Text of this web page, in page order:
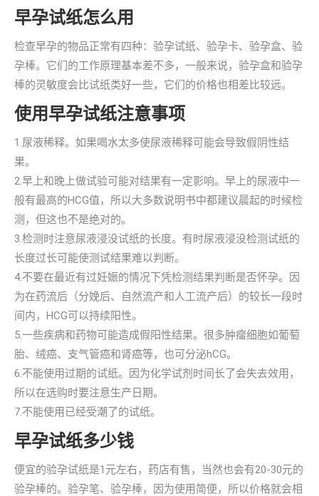
早孕试纸怎么用
检查早孕的物品正常有四种：验孕试纸、验孕卡、验孕盒、验
孕棒。它们的工作原理基本差不多，一般来说，验孕盒和验孕
棒的灵敏度会比试纸类好一些，它们的价格也相差比较远。
使用早孕试纸注意事项
1.尿液稀释。如果喝水太多使尿液稀释可能会导致假阴性结
果。
2.早上和晚上做试验可能对结果有一定影响。早上的尿液中一
般有最高的HCG值，所以大多数说明书中都建议晨起的时候检
测，但这也不是绝对的。
3.检测时注意尿液浸没试纸的长度。有时尿液浸没检测试纸的
长度过长可能使测试结果难以判断。
4.不要在最近有过妊娠的情况下凭检测结果判断是否怀孕。因
为在药流后（分娩后、自然流产和人工流产后）的较长一段时
间内，HCG可以持续阳性。
5.一些疾病和药物可能造成假阳性结果。很多肿瘤细胞如葡萄
胎、绒癌、支气管癌和肾癌等，也可分泌hCG。
6.不能使用过期的试纸。因为化学试剂时间长了会失去效用，
所以在选购时要注意生产日期。
7.不能使用已经受潮了的试纸。
早孕试纸多少钱
便宜的验孕试纸是1元左右，药店有售，当然也会有20-30元的
验孕棒的。验孕笔、验孕棒，因为使用简便，所以价格就会相